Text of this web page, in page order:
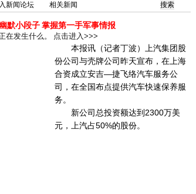
新闻论坛 相关新闻
默小段子掌握第一手军事情报
在发生什么。 点击进入>>>
本报讯（记者丁波）上汽集团股
份公司与壳牌公司昨天宣布，在上海
合资成立安吉—捷飞络汽车服务公
司，在全国布点提供汽车快速保养服
务。
新公司总投资额达到2300万美
元，上汽占50%的股份。